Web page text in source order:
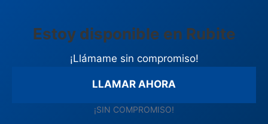
Estoy disponible en Rubite
¡Llámame sin compromiso!
LLAMAR AHORA
¡SIN COMPROMISO!